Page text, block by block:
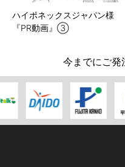
ハイポネックスジャパン様
『PR動画』③
今までにご発